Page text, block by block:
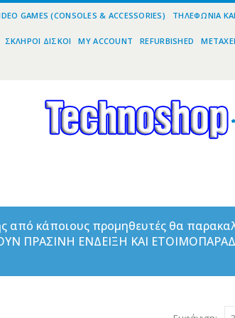
GAMES (CONSOLES & ACCESSORIES) ΤΗΛΕΦΩΝΊΑ
ΣΚΛΗΡΟΊ ΔΊΣΚΟΙ MY ACCOUNT REFURBISHED
από κάποιους προμηθευτές θα
ΠΡΑΣΙΝΗ ΕΝΔΕΙΞΗ ΚΑΙ